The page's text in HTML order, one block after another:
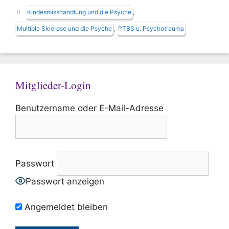
Schlagwörter
Kindesmisshandlung und die Psyche
Multiple Sklerose und die Psyche PTBS u. Psychotrauma
Mitglieder-Login
Benutzername oder E-Mail-Adresse
Passwort
Passwort anzeigen
Angemeldet bleiben